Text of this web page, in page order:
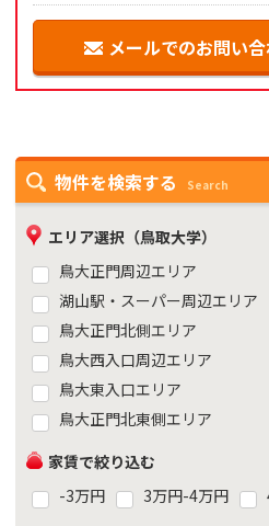
物件を検索する Search
エリア選択（鳥取大学）
鳥大正門周辺エリア
湖山駅・スーパー周辺エリア
鳥大正門北側エリア
鳥大西入口周辺エリア
鳥大東入口エリア
鳥大正門北東側エリア
家賃で絞り込む
-3万円
3万円-4万円
メールでのお問い